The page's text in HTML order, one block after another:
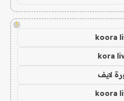
!
koora
kora
لايف
koora